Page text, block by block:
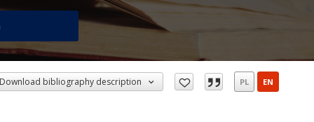
Download bibliography description PL EN